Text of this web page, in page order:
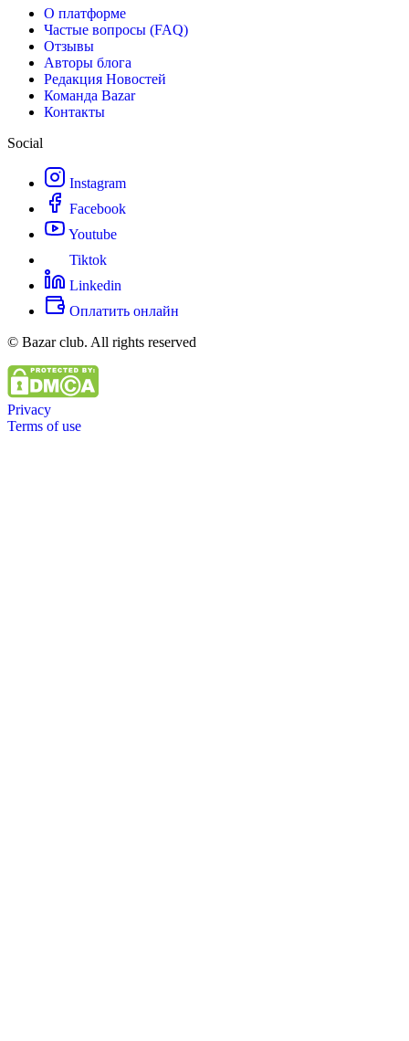
О платформе
Частые вопросы (FAQ)
Отзывы
Авторы блога
Редакция Новостей
Команда Bazar
Контакты
Social
Instagram
Facebook
Youtube
Tiktok
Linkedin
Оплатить онлайн
© Bazar club. All rights reserved
Privacy
Terms of use